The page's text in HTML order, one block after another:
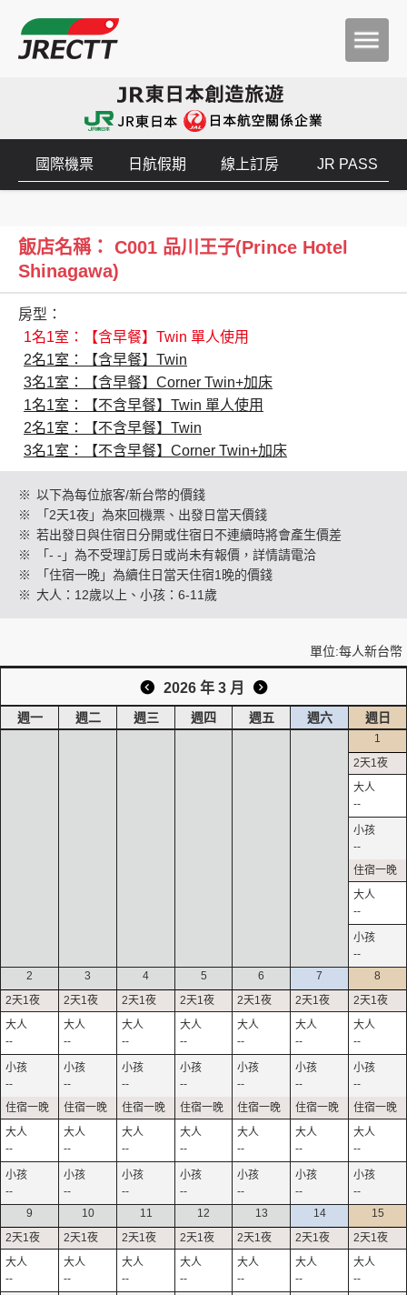
創造旅遊
國際機票 日航假期 線上訂房 JR PASS
飯店名稱： C001 品川王子(Prince Hotel
Shinagawa)
房型：
1名1室：【含早餐】Twin 單人使用
2名1室：【含早餐】Twin
3名1室：【含早餐】Corner Twin+加床
1名1室：【不含早餐】Twin 單人使用
2名1室：【不含早餐】Twin
3名1室：【不含早餐】Corner Twin+加床
※ 以下為每位旅客/新台幣的價錢
※
「2天1夜」為來回機票、出發日當天價錢
※ 若出發日與住宿日分開或住宿日不連續時將會產生價差
※
「- -」為不受理訂房日或尚未有報價，詳情請電洽
※
「住宿一晚」為續住日當天住宿1晚的價錢
※ 大人：12歲以上、小孩：6-11歲
單位:每人新台幣
2026 年 3 月
週一 週二 週三 週四 週五 週六 週日
1
--
--
--
--
2
--
--
--
--
3
--
--
--
--
4
--
--
--
--
5
--
--
--
--
6
--
--
--
--
7
--
--
--
--
8
--
--
--
--
9
--
10
--
11
--
12
--
13
--
14
--
15
--